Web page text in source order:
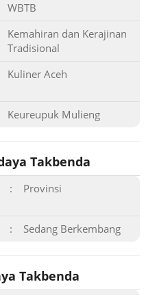
WBTB
Kemahiran dan Kerajinan
Tradisional
Kuliner Aceh
Keureupuk Mulieng
Takbenda
: Provinsi
: Sedang Berkembang
Takbenda